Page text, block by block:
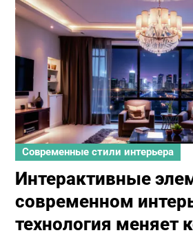
Современные стили интерьера
Интерактивные
современном
технология меняет